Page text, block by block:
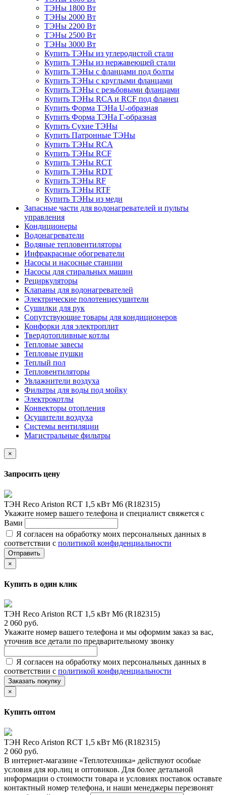
ТЭНы 1800 Вт
ТЭНы 2000 Вт
ТЭНы 2200 Вт
ТЭНы 2500 Вт
ТЭНы 3000 Вт
Купить ТЭНы из углеродистой стали
Купить ТЭНы из нержавеющей стали
Купить ТЭНы с фланцами под болты
Купить ТЭНы с круглыми фланцами
Купить ТЭНы с резьбовыми фланцами
Купить ТЭНы RCA и RCF под фланец
Купить Форма ТЭНа U-образная
Купить Форма ТЭНа Г-образная
Купить Сухие ТЭНы
Купить Патронные ТЭНы
Купить ТЭНы RCA
Купить ТЭНы RCF
Купить ТЭНы RCT
Купить ТЭНы RDT
Купить ТЭНы RF
Купить ТЭНы RTF
Купить ТЭНы из меди
Запасные части для водонагревателей и пульты
управления
Кондиционеры
Водонагреватели
Водяные тепловентиляторы
Инфракрасные обогреватели
Насосы и насосные станции
Насосы для стиральных машин
Рециркуляторы
Клапаны для водонагревателей
Электрические полотенцесушители
Сушилки для рук
Сопутствующие товары для кондиционеров
Конфорки для электроплит
Твердотопливные котлы
Тепловые завесы
Тепловые пушки
Теплый пол
Тепловентиляторы
Увлажнители воздуха
Фильтры для воды под мойку
Электрокотлы
Конвекторы отопления
Осушители воздуха
Системы вентиляции
Магистральные фильтры
×
Запросить цену
ТЭН Reco Ariston RCT 1,5 кВт M6 (R182315)
Укажите номер вашего телефона и специалист свяжется с
Вами
Я согласен на обработку моих персональных данных в
соответствии с политикой конфиденциальности
Отправить
×
Купить в один клик
ТЭН Reco Ariston RCT 1,5 кВт M6 (R182315)
2 060 руб.
Укажите номер вашего телефона и мы оформим заказ за вас,
уточнив все детали по предварительному звонку
Я согласен на обработку моих персональных данных в
соответствии с политикой конфиденциальности
Заказать покупку
×
Купить оптом
ТЭН Reco Ariston RCT 1,5 кВт M6 (R182315)
2 060 руб.
В интернет-магазине «Теплотехника» действуют особые
условия для юр.лиц и оптовиков. Для более детальной
информации о стоимости товара и условиях поставок оставьте
контактный номер телефона, и наши менеджеры перезвонят